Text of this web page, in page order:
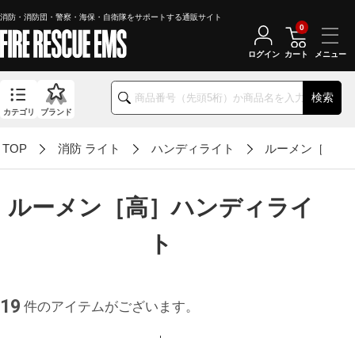
消防・消防団・警察・海保・自衛隊をサポートする通販サイト
検索
カテゴリ ブランド
ログイン カート
0
TOP 消防 ライト ハンディライト ルーメン［高］
ルーメン［高］ハンディライ
ト
19 件のアイテムがございます。